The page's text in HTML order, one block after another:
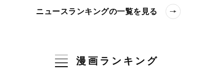
ニュースランキングの一覧を見る
漫画ランキング